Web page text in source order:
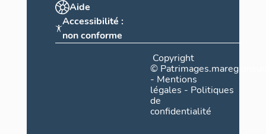
Aide
Accessibilité :
non conforme
Copyright
©
- Mentions
légales - Politiques
de
confidentialité